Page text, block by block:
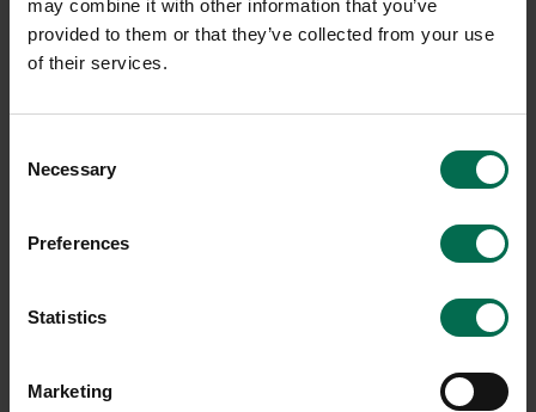
may combine it with other information that you’ve
provided to them or that they’ve collected from your use
of their services.
Selection
Necessary
Preferences
Statistics
Marketing
Blå Station
Begagnad
Hyr från143
Begagnad
Sparar miljön ca 15 kg